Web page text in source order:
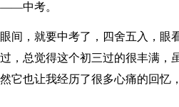
中考。
间，就要中考了，四舍五入，眼
，总觉得这个初三过的很丰满，
它也让我经历了很多心痛的回